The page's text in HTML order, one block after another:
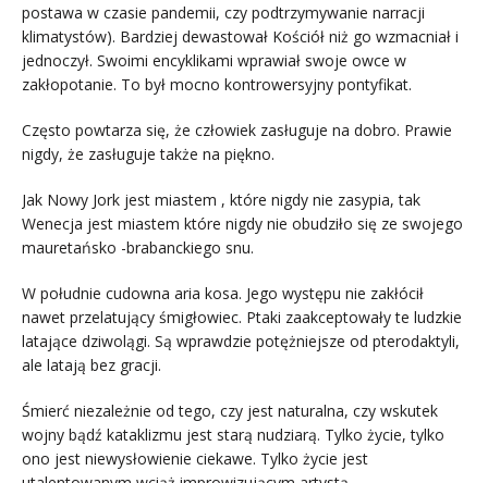
postawa w czasie pandemii, czy podtrzymywanie narracji
klimatystów). Bardziej dewastował Kościół niż go wzmacniał i
jednoczył. Swoimi encyklikami wprawiał swoje owce w
zakłopotanie. To był mocno kontrowersyjny pontyfikat.
Często powtarza się, że człowiek zasługuje na dobro. Prawie
nigdy, że zasługuje także na piękno.
Jak Nowy Jork jest miastem , które nigdy nie zasypia, tak
Wenecja jest miastem które nigdy nie obudziło się ze swojego
mauretańsko -brabanckiego snu.
W południe cudowna aria kosa. Jego występu nie zakłócił
nawet przelatujący śmigłowiec. Ptaki zaakceptowały te ludzkie
latające dziwolągi. Są wprawdzie potężniejsze od pterodaktyli,
ale latają bez gracji.
Śmierć niezależnie od tego, czy jest naturalna, czy wskutek
wojny bądź kataklizmu jest starą nudziarą. Tylko życie, tylko
ono jest niewysłowienie ciekawe. Tylko życie jest